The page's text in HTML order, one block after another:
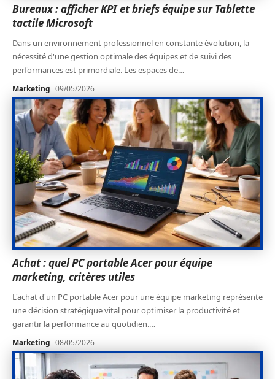
Bureaux : afficher KPI et briefs équipe sur Tablette
tactile Microsoft
Dans un environnement professionnel en constante évolution, la
nécessité d'une gestion optimale des équipes et de suivi des
performances est primordiale. Les espaces de…
Marketing 09/05/2026
Achat : quel PC portable Acer pour équipe
marketing, critères utiles
L'achat d'un PC portable Acer pour une équipe marketing représente
une décision stratégique vital pour optimiser la productivité et
garantir la performance au quotidien.…
Marketing 08/05/2026